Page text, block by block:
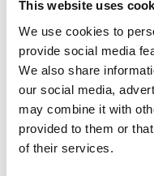
This website uses
We use cookies to
provide social media
We also share
our social media,
may combine it with
provided to them or
of their services.
Műszakpótlék
(általában este 9
éjszakai
általában 25%-kal
Túlórapénz: A
prémiummal